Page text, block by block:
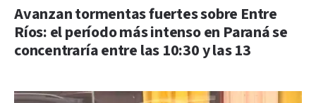
Avanzan tormentas fuertes sobre Entre
Ríos: el período más intenso en Paraná se
concentraría entre las 10:30 y las 13